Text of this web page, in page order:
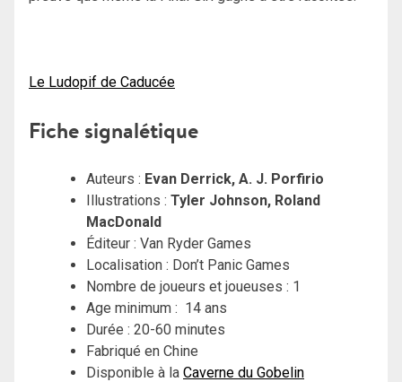
Le Ludopif de Caducée
Fiche signalétique
Auteurs : Evan Derrick, A. J. Porfirio
Illustrations : Tyler Johnson, Roland
MacDonald
Éditeur : Van Ryder Games
Localisation : Don’t Panic Games
Nombre de joueurs et joueuses : 1
Age minimum : 14 ans
Durée : 20-60 minutes
Fabriqué en Chine
Disponible à la Caverne du Gobelin